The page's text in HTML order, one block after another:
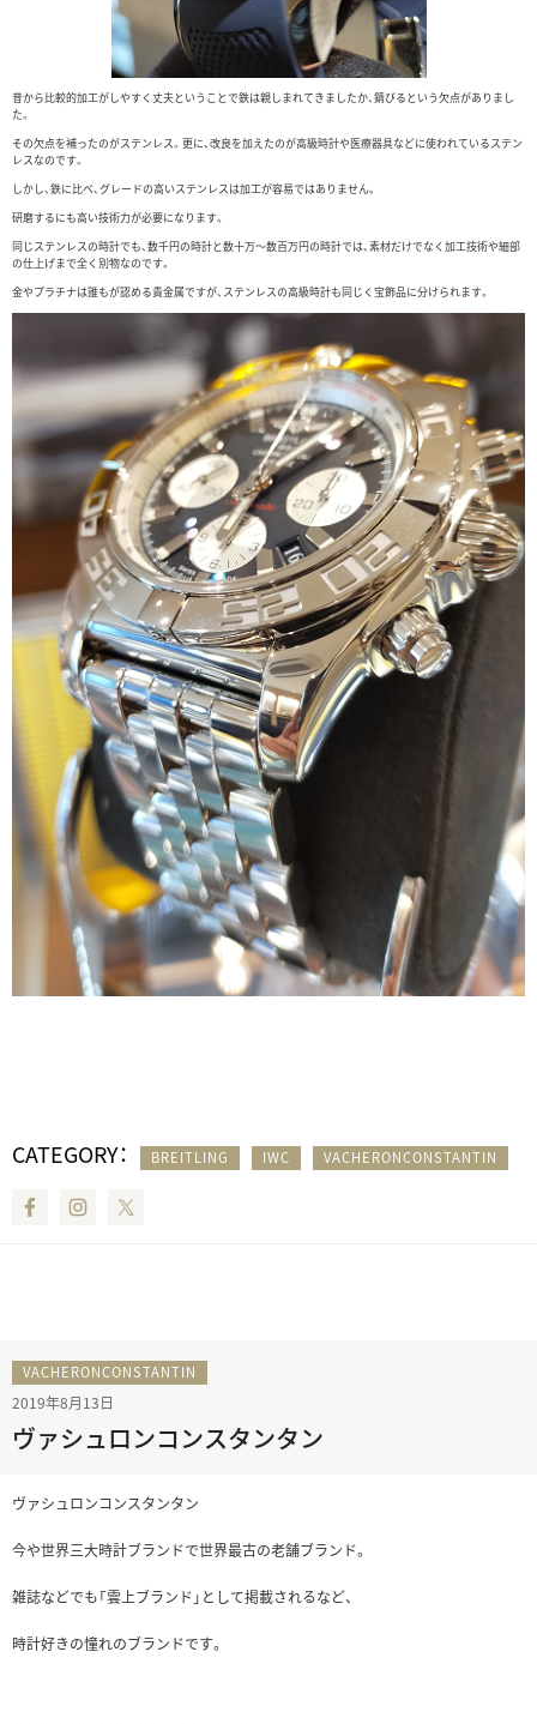
昔から比較的加工がしやすく丈夫ということで鉄は親しまれてきましたか、錆びるという欠点がありまし
た。
その欠点を補ったのがステンレス。更に、改良を加えたのが高級時計や医療器具などに使われているステン
レスなのです。
しかし、鉄に比べ、グレードの高いステンレスは加工が容易ではありません。
研磨するにも高い技術力が必要になります。
同じステンレスの時計でも、数千円の時計と数十万～数百万円の時計では、素材だけでなく加工技術や細部
の仕上げまで全く別物なのです。
金やプラチナは誰もが認める貴金属ですが、ステンレスの高級時計も同じく宝飾品に分けられます。
CATEGORY： BREITLING IWC VACHERONCONSTANTIN
FacebookInstagram
VACHERONCONSTANTIN
2019年8月13日
ヴァシュロンコンスタンタン
ヴァシュロンコンスタンタン
今や世界三大時計ブランドで世界最古の老舗ブランド。
雑誌などでも「雲上ブランド」として掲載されるなど、
時計好きの憧れのブランドです。